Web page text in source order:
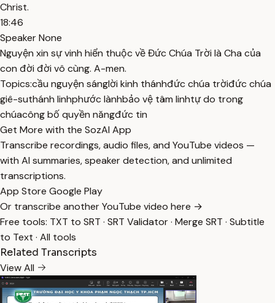
Christ.
18:46
Speaker None
Nguyện xin sự vinh hiển thuộc về Đức Chúa Trời là Cha của
con đời đời vô cùng. A-men.
Topics:cầu nguyện sánglời kinh thánhđức chúa trờiđức chúa
giê-suthánh linhphước lànhbảo vệ tâm linhtự do trong
chúacông bố quyền năngđức tin
Get More with the SozAI App
Transcribe recordings, audio files, and YouTube videos —
with AI summaries, speaker detection, and unlimited
transcriptions.
App Store Google Play
Or transcribe another YouTube video here →
Free tools: TXT to SRT · SRT Validator· Merge SRT · Subtitle
to Text · All tools
Related Transcripts
View All